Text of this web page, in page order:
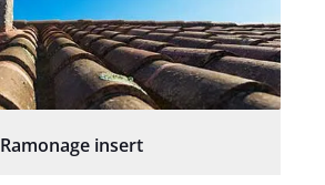
Ramonage insert